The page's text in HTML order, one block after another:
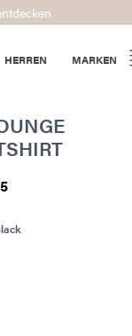
HERREN MARKEN